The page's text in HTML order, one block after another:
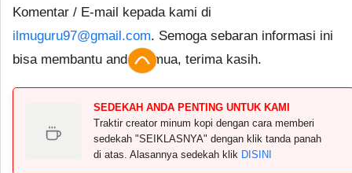
Komentar / E-mail kepada kami di
ilmuguru97@gmail.com. Semoga sebaran informasi ini
bisa membantu anda semua, terima kasih.
SEDEKAH ANDA PENTING UNTUK KAMI
Traktir creator minum kopi dengan cara memberi
sedekah "SEIKLASNYA" dengan klik tanda panah
di atas. Alasannya sedekah klik DISINI